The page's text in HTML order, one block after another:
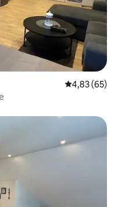
Évaluation
4,83 (65)
appréciés